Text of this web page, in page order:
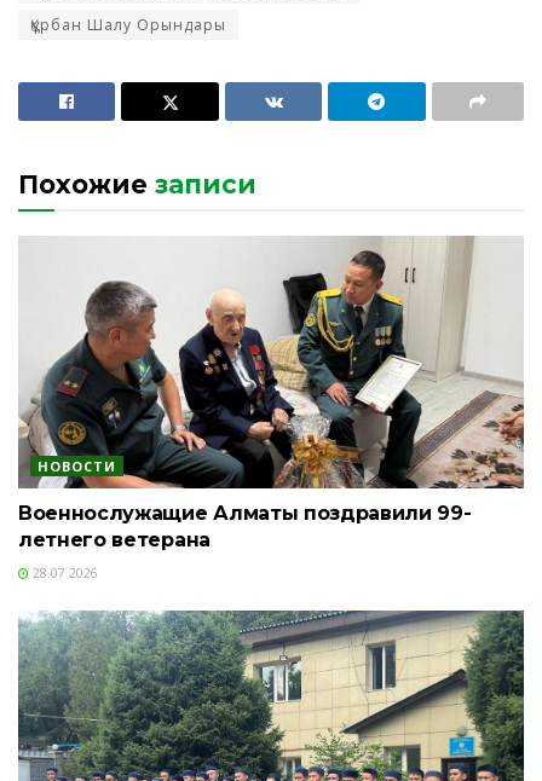
Құрбан Шалу Орындары
Похожие записи
НОВОСТИ
Военнослужащие Алматы поздравили 99-
летнего ветерана
28.07.2026